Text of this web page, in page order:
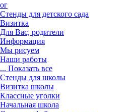
Стенды для детского сада
Визитка
Для Вас, родители
Информация
Мы рисуем
Наши работы
... Показать все
Стенды для школы
Визитка школы
Классные уголки
Начальная школа